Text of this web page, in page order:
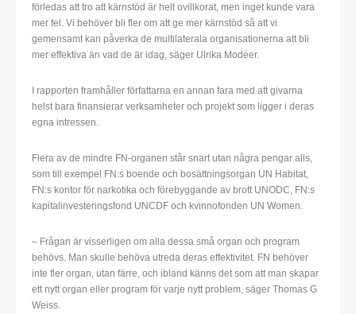
förledas att tro att kärnstöd är helt ovillkorat, men inget kunde vara
mer fel. Vi behöver bli fler om att ge mer kärnstöd så att vi
gemensamt kan påverka de multilaterala organisationerna att bli
mer effektiva än vad de är idag, säger Ulrika Modéer.
I rapporten framhåller författarna en annan fara med att givarna
helst bara finansierar verksamheter och projekt som ligger i deras
egna intressen.
Flera av de mindre FN-organen står snart utan några pengar alls,
som till exempel FN:s boende och bosättningsorgan UN Habitat,
FN:s kontor för narkotika och förebyggande av brott UNODC, FN:s
kapitalinvesteringsfond UNCDF och kvinnofonden UN Women.
– Frågan är visserligen om alla dessa små organ och program
behövs. Man skulle behöva utreda deras effektivitet. FN behöver
inte fler organ, utan färre, och ibland känns det som att man skapar
ett nytt organ eller program för varje nytt problem, säger Thomas G
Weiss.